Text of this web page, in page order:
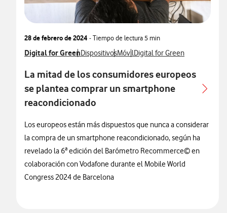
28 de febrero de 2024 - Tiempo de lectura5 min
Ver más notas de prensa relacionados con
Digital for GreenVer más notas de prensa relacionados con
DispositivosVer más notas de prensa
MóvilVer más notas de prensa
Digital for Green
La mitad de los consumidores europeos
se plantea comprar un smartphone
reacondicionado
Los europeos están más dispuestos que nunca a considerar
la compra de un smartphone reacondicionado, según ha
revelado la 6ª edición del Barómetro Recommerce© en
colaboración con Vodafone durante el Mobile World
Congress 2024 de Barcelona